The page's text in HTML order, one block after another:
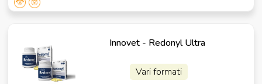
Innovet - Redonyl Ultra
Vari formati